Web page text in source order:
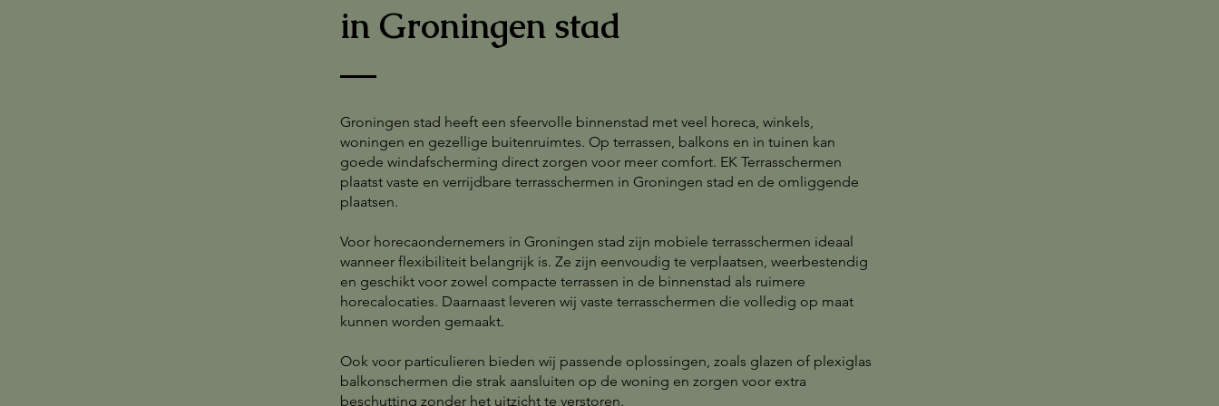
in Groningen stad
Groningen stad heeft een sfeervolle binnenstad met veel horeca, winkels,
woningen en gezellige buitenruimtes. Op terrassen, balkons en in tuinen kan
goede windafscherming direct zorgen voor meer comfort. EK Terrasschermen
plaatst vaste en verrijdbare terrasschermen in Groningen stad en de omliggende
plaatsen.
Voor horecaondernemers in Groningen stad zijn mobiele terrasschermen ideaal
wanneer flexibiliteit belangrijk is. Ze zijn eenvoudig te verplaatsen, weerbestendig
en geschikt voor zowel compacte terrassen in de binnenstad als ruimere
horecalocaties. Daarnaast leveren wij vaste terrasschermen die volledig op maat
kunnen worden gemaakt.
Ook voor particulieren bieden wij passende oplossingen, zoals glazen of plexiglas
balkonschermen die strak aansluiten op de woning en zorgen voor extra
beschutting zonder het uitzicht te verstoren.